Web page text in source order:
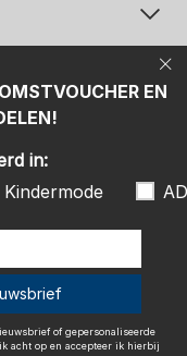
Uw
Aanmelden
om de nieuwsbrief of
GmbH te ontvangen en
en uitleg in de
het item
EN
in:
Kindermode
of gepersonaliseerde
acht op en accepteer ik hierbij